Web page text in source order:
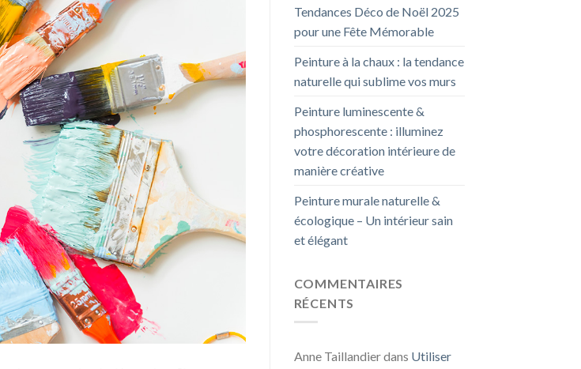
Tendances Déco de Noël 2025
pour une Fête Mémorable
Peinture à la chaux : la tendance
naturelle qui sublime vos murs
Peinture luminescente &
phosphorescente : illuminez
votre décoration intérieure de
manière créative
Peinture murale naturelle &
écologique – Un intérieur sain
et élégant
COMMENTAIRES
RÉCENTS
Anne Taillandierdans Utiliser